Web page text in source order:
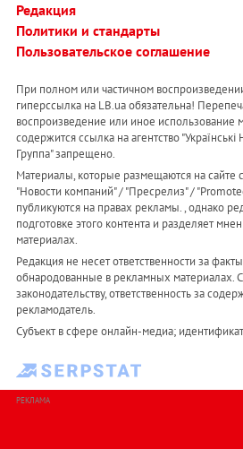
Редакция
Политики и стандарты
Пользовательское соглашение
При полном или частичном
гиперссылка на LB.ua обязательна!
воспроизведение или иное использование
содержится ссылка на агентство
Группа" запрещено.
Материалы, которые размещаются на сайте
"Новости компаний" / "Пресрелиз" /
публикуются на правах рекламы. , однако
подготовке этого контента и разделяет
материалах.
Редакция не несет ответственности за
обнародованные в рекламных материалах.
законодательству, ответственность за
рекламодатель.
Субъект в сфере онлайн-медиа;
РЕКЛАМА